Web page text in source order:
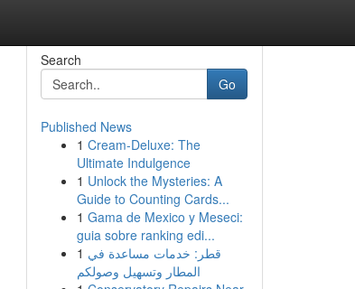
Search
Go
Published News
1 Cream-Deluxe: The
Ultimate Indulgence
1 Unlock the Mysteries: A
Guide to Counting Cards...
1 Gama de Mexico y Meseci:
guia sobre ranking edi...
1 قطر: خدمات مساعدة في
المطار وتسهيل وصولكم